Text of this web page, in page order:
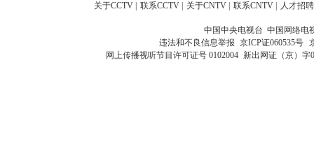
关于CCTV 联系CCTV 关于CNTV 联系CNTV 人才招聘
中国中央电视台 中国网络电
违法和不良信息举报 京ICP证060535号
网上传播视听节目许可证号 0102004 新出网证（京）